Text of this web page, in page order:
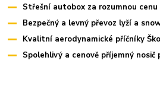
Střešní autobox za rozumnou cenu
Bezpečný a levný převoz lyží a
Kvalitní aerodynamické příčníky
Spolehlivý a cenově příjemný